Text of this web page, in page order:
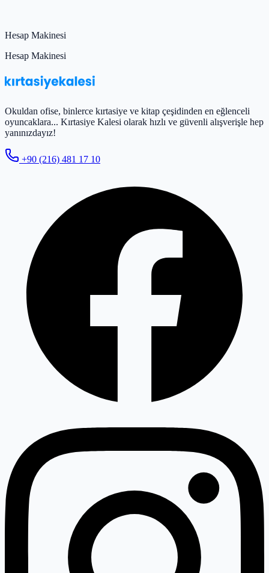
Hesap Makinesi
Hesap Makinesi
Okuldan ofise, binlerce kırtasiye ve kitap çeşidinden en eğlenceli
oyuncaklara... Kırtasiye Kalesi olarak hızlı ve güvenli alışverişle hep
yanınızdayız!
+90 (216) 481 17 10